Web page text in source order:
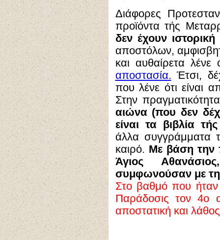
Διάφορες
προϊόντα τής
δεν έχουν ιστορική
αποστόλων,
και αυθαίρετα
αποστασία. Έτσι,
που λένε ότι είναι
Στην
αιώνα (που δεν
είναι τα βιβλία
άλλα συγγράμματα
καιρό. Με βάση την
Άγιος
συμφωνούσαν με
Στο βαθμό που ήταν
Παράδοσις τον 4ο
αποστατική και